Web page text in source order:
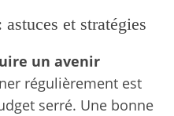
et stratégies
un avenir
régulièrement est
serré. Une bonne